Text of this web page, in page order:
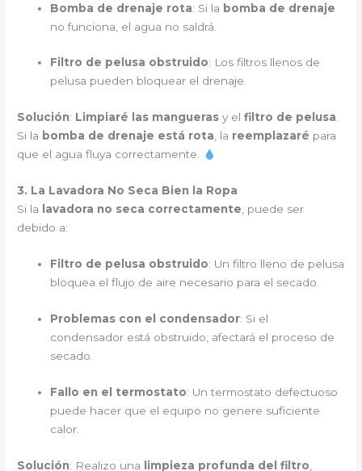
Bomba de drenaje rota: Si la bomba de drenaje
no funciona, el agua no saldrá.
Filtro de pelusa obstruido: Los filtros llenos de
pelusa pueden bloquear el drenaje.
Solución: Limpiaré las mangueras y elfiltro de pelusa.
Si la bomba de drenaje está rota, la reemplazaré para
que el agua fluya correctamente.
3. La Lavadora No Seca Bien la Ropa
Si la
lavadora no seca correctamente , puede ser
debido a:
Filtro de pelusa obstruido: Un filtro lleno de pelusa
bloquea el flujo de aire necesario para el secado.
Problemas con el condensador: Si el
condensador está obstruido, afectará el proceso de
secado.
Fallo en el termostato: Un termostato defectuoso
puede hacer que el equipo no genere suficiente
calor.
Solución: Realizo una limpieza profunda del filtro